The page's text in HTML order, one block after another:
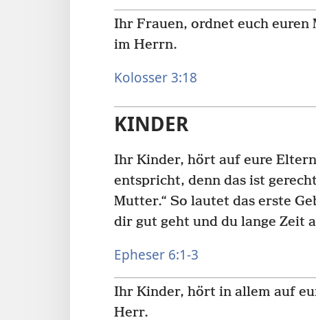
Ihr Frauen, ordnet euch euren
im Herrn.
Kolosser 3:18
KINDER
Ihr Kinder, hört auf eure
entspricht, denn das ist
Mutter.“ So lautet das erste
dir gut geht und du lange Zeit
Epheser 6:1-3
Ihr Kinder, hört in allem auf
Herr.